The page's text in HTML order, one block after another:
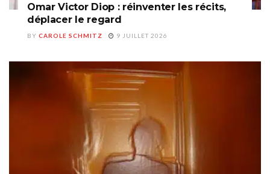
Omar Victor Diop : réinventer les récits,
déplacer le regard
BY CAROLE SCHMITZ 9 JUILLET 2026